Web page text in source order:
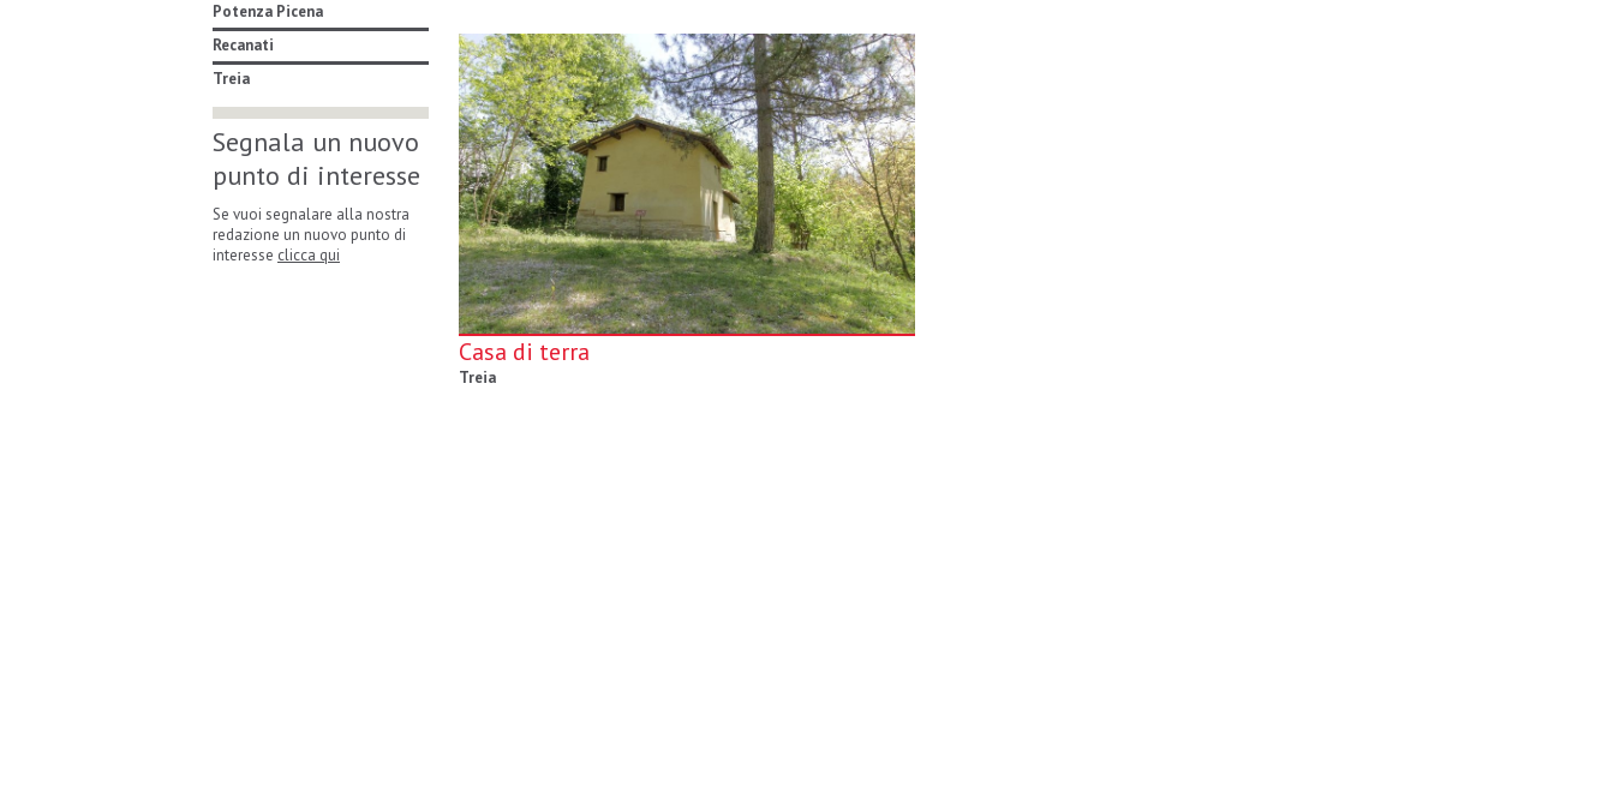
Potenza Picena
Recanati
Treia
Segnala un nuovo
punto di interesse
Se vuoi segnalare alla nostra
redazione un nuovo punto di
interesse clicca qui
Casa di terra
Treia